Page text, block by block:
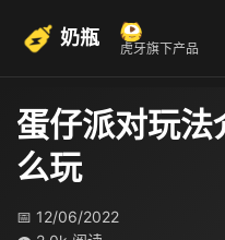
奶瓶 虎牙旗下产品
蛋仔派对玩法
么玩
📅 12/06/2022